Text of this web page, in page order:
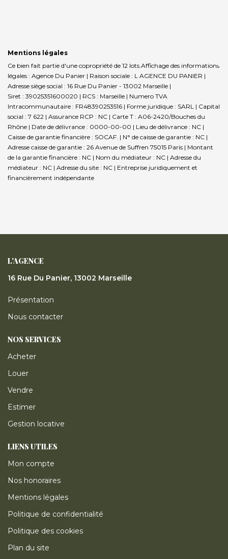
Mentions légales
Ce bien fait partie d'une copropriété de 12 lots.Affichage des informations
légales : Agence Du Panier | Raison sociale : L AGENCE DU PANIER |
Adresse siège social : 16 Rue Du Panier - 13002 Marseille |
Siret : 39025351600020 | RCS : Marseille | Numero TVA
Intracommunautaire : FR48390253516 | Forme juridique : SARL | Capital
social : 7 622 | Assurance RCP : NC | Carte T : A06-2420/Bouches du
Rhône | Date de délivrance : 0000-00-00 | Lieu de délivrance : NC |
Caisse de garantie financière : SOCAF. | N° de caisse de garantie : NC |
Adresse caisse de garantie : 26 Avenue de Suffren 75015 Paris | Montant
de la garantie financière : NC | Nom du médiateur : NC | Adresse du
médiateur : NC | Adresse du site : NC | Entreprise juridiquement et
financièrement indépendante
L'AGENCE
16 Rue Du Panier, 13002 Marseille
Présentation
Nous contacter
NOS SERVICES
Acheter
Louer
Vendre
Estimer
Gestion locative
LIENS UTILES
Mon compte
Nos honoraires
Mentions légales
Politique de confidentialité
Politique des cookies
Plan du site